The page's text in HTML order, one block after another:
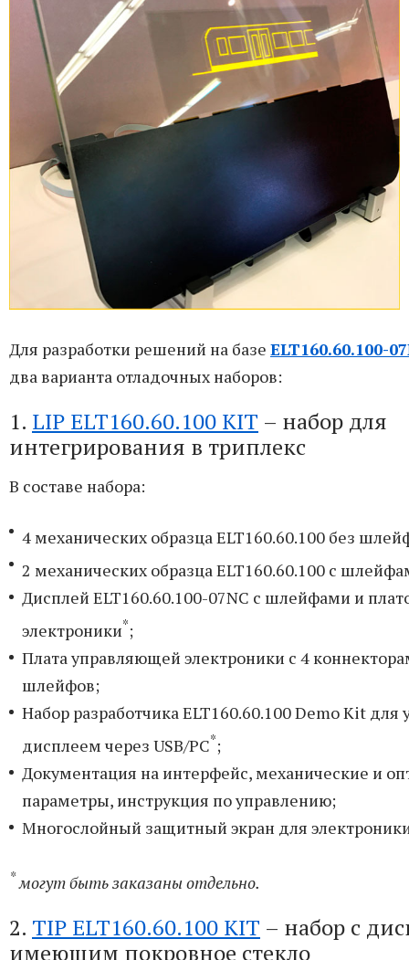
Для разработки решений на базе ELT160.60.100-
два варианта отладочных наборов:
1. LIP ELT160.60.100 KIT – набор для
интегрирования в триплекс
В составе набора:
4 механических образца ELT160.60.100 без
2 механических образца ELT160.60.100 с
Дисплей ELT160.60.100-07NC с шлейфами и
электроники*;
Плата управляющей электроники с 4
шлейфов;
Набор разработчика ELT160.60.100 Demo Kit для
дисплеем через USB/PC*;
Документация на интерфейс, механические и
параметры, инструкция по управлению;
Многослойный защитный экран для
*могут быть заказаны отдельно.
2. TIP ELT160.60.100 KIT – набор с
имеющим покровное стекло